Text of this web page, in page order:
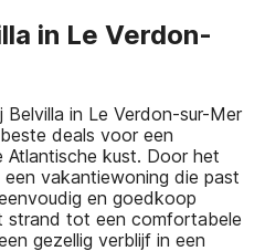
in Le Verdon-
in Le Verdon-sur-Mer
deals voor een
kust. Door het
vakantiewoning die past
en goedkoop
strand tot een comfortabele
gezellig verblijf in een